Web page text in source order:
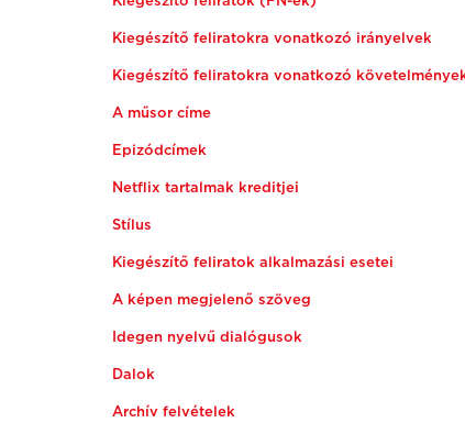
Kiegészítő feliratokra vonatkozó irányelvek
Kiegészítő feliratokra vonatkozó
A műsor címe
Epizódcímek
Netflix tartalmak kreditjei
Stílus
Kiegészítő feliratok alkalmazási esetei
A képen megjelenő szöveg
Idegen nyelvű dialógusok
Dalok
Archív felvételek